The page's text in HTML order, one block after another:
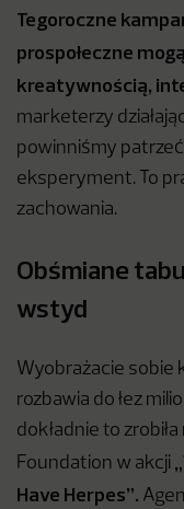
Tegoroczne
prospołeczne
kreatywnością,
marketerzy
powinniśmy
eksperyment. To
zachowania.
Obśmiane
wstyd
Wyobrażacie sobie
rozbawia do łez
dokładnie to
Foundation w akcji
Have Herpes”.